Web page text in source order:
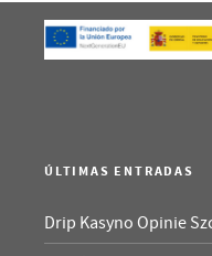
ÚLTIMAS ENTRADAS
Drip Kasyno Opinie